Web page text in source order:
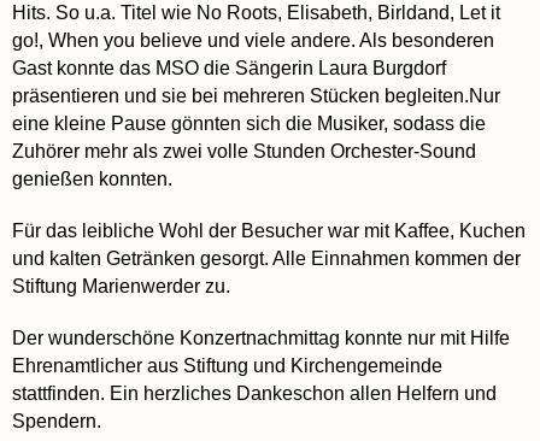
Hits. So u.a. Titel wie No Roots, Elisabeth, Birldand, Let it
go!, When you believe und viele andere. Als besonderen
Gast konnte das MSO die Sängerin Laura Burgdorf
präsentieren und sie bei mehreren Stücken begleiten.Nur
eine kleine Pause gönnten sich die Musiker, sodass die
Zuhörer mehr als zwei volle Stunden Orchester-Sound
genießen konnten.
Für das leibliche Wohl der Besucher war mit Kaffee, Kuchen
und kalten Getränken gesorgt. Alle Einnahmen kommen der
Stiftung Marienwerder zu.
Der wunderschöne Konzertnachmittag konnte nur mit Hilfe
Ehrenamtlicher aus Stiftung und Kirchengemeinde
stattfinden. Ein herzliches Dankeschon allen Helfern und
Spendern.